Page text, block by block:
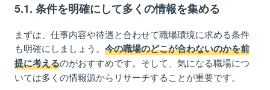
5.1. 条件を明確にして多くの情報を集める
まずは、仕事内容や待遇と合わせて職場環境に求める条件
も明確にしましょう。 今の職場のどこが合わないのかを前
提に考えるのがおすすめです。そして、気になる職場につ
いては多くの情報源からリサーチすることが重要です。